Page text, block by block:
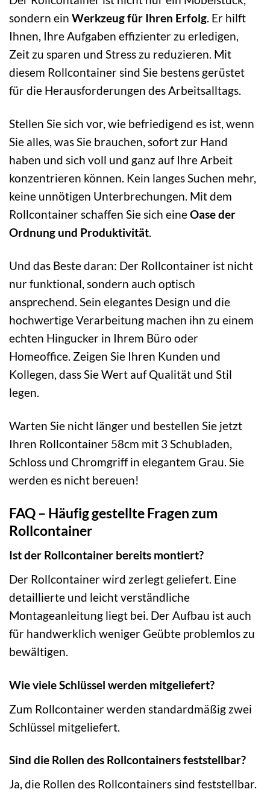
sondern ein Werkzeug für Ihren Erfolg. Er hilft
Ihnen, Ihre Aufgaben effizienter zu erledigen,
Zeit zu sparen und Stress zu reduzieren. Mit
diesem Rollcontainer sind Sie bestens gerüstet
für die Herausforderungen des Arbeitsalltags.
Stellen Sie sich vor, wie befriedigend es ist, wenn
Sie alles, was Sie brauchen, sofort zur Hand
haben und sich voll und ganz auf Ihre Arbeit
konzentrieren können. Kein langes Suchen mehr,
keine unnötigen Unterbrechungen. Mit dem
Rollcontainer schaffen Sie sich eineOase der
Ordnung und Produktivität.
Und das Beste daran: Der Rollcontainer ist nicht
nur funktional, sondern auch optisch
ansprechend. Sein elegantes Design und die
hochwertige Verarbeitung machen ihn zu einem
echten Hingucker in Ihrem Büro oder
Homeoffice. Zeigen Sie Ihren Kunden und
Kollegen, dass Sie Wert auf Qualität und Stil
legen.
Warten Sie nicht länger und bestellen Sie jetzt
Ihren Rollcontainer 58cm mit 3 Schubladen,
Schloss und Chromgriff in elegantem Grau. Sie
werden es nicht bereuen!
FAQ – Häufig gestellte Fragen zum
Rollcontainer
Ist der Rollcontainer bereits montiert?
Der Rollcontainer wird zerlegt geliefert. Eine
detaillierte und leicht verständliche
Montageanleitung liegt bei. Der Aufbau ist auch
für handwerklich weniger Geübte problemlos zu
bewältigen.
Wie viele Schlüssel werden mitgeliefert?
Zum Rollcontainer werden standardmäßig zwei
Schlüssel mitgeliefert.
Sind die Rollen des Rollcontainers feststellbar?
Ja, die Rollen des Rollcontainers sind feststellbar.